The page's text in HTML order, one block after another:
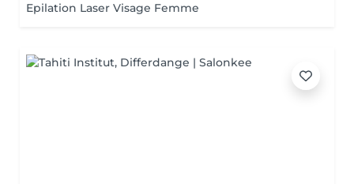
Epilation Laser Visage Femme